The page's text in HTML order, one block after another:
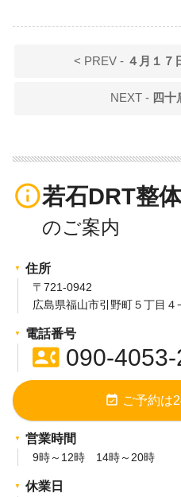
< PREV - ４月１７
NEXT - 四十
info_outline若石DRT整
住所
〒721-0942
広島県福山市引野町５丁目
電話番号
contact_phone090-4053-
event_available ご予約は
営業時間
9時～12時 14時～20時
休業日